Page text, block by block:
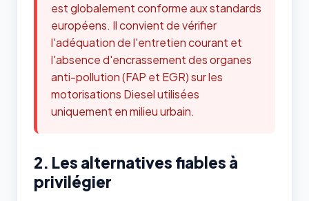
est globalement conforme aux standards
européens. Il convient de vérifier
l'adéquation de l'entretien courant et
l'absence d'encrassement des organes
anti-pollution (FAP et EGR) sur les
motorisations Diesel utilisées
uniquement en milieu urbain.
2. Les alternatives fiables à
privilégier